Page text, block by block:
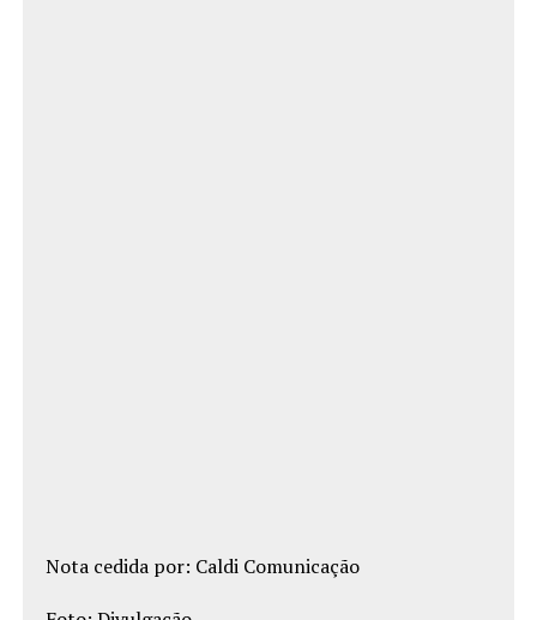
Nota cedida por: Caldi Comunicação